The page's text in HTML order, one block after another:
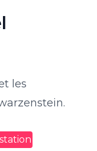
les